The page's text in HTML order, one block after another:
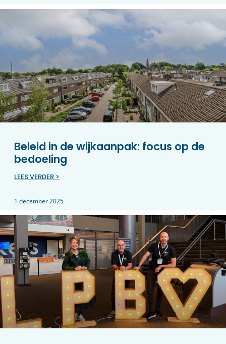
Beleid in de wijkaanpak: focus op de
bedoeling
LEES VERDER >
1 december 2025